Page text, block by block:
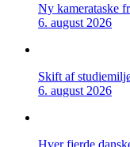
Ny kamerataske
6. august 2026
Skift af
6. august 2026
Hver fjerde